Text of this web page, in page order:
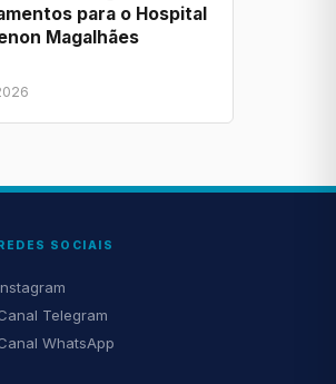
para o Hospital
Magalhães
SOCIAIS
Telegram
WhatsApp